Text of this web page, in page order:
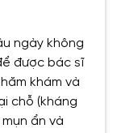
ngày không
được bác sĩ
khám và
chỗ (kháng
ẩn và